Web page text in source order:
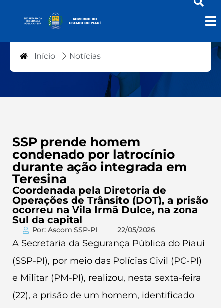
Notícias
Início Notícias
SSP prende homem
condenado por latrocínio
durante ação integrada em
Teresina
Coordenada pela Diretoria de
Operações de Trânsito (DOT), a prisão
ocorreu na Vila Irmã Dulce, na zona
Sul da capital
Por: Ascom SSP-PI 22/05/2026
A Secretaria da Segurança Pública do Piauí
(SSP-PI), por meio das Polícias Civil (PC-PI)
e Militar (PM-PI), realizou, nesta sexta-feira
(22), a prisão de um homem, identificado